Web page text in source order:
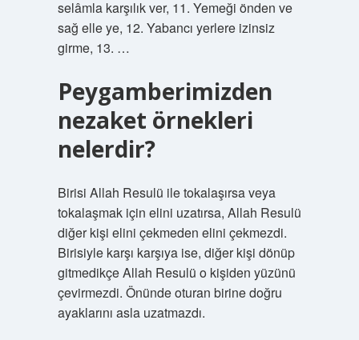
selâmla karşılık ver, 11. Yemeği önden ve
sağ elle ye, 12. Yabancı yerlere izinsiz
girme, 13. …
Peygamberimizden
nezaket örnekleri
nelerdir?
Birisi Allah Resulü ile tokalaşırsa veya
tokalaşmak için elini uzatırsa, Allah Resulü
diğer kişi elini çekmeden elini çekmezdi.
Birisiyle karşı karşıya ise, diğer kişi dönüp
gitmedikçe Allah Resulü o kişiden yüzünü
çevirmezdi. Önünde oturan birine doğru
ayaklarını asla uzatmazdı.